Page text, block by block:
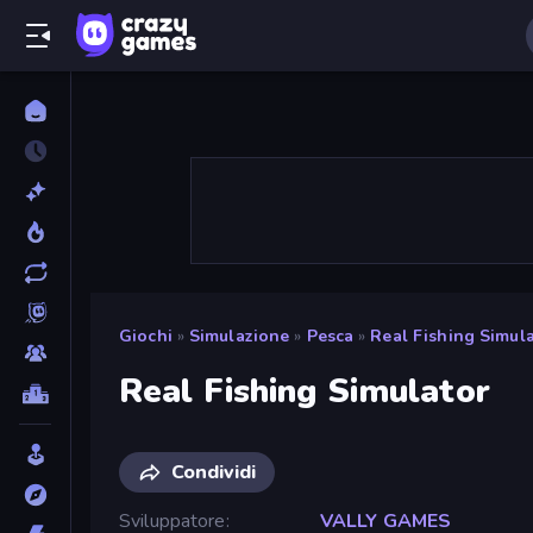
Giochi » Simulazione » Pesca » Real Fishing
Real Fishing Simulator
Condividi
Sviluppatore
VALLY GAMES